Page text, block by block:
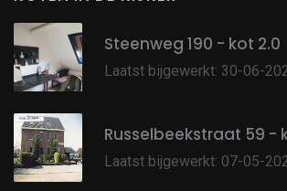
Steenweg 190 - kot 2.0
Laatst bijgewerkt: 30-06-
Russelbeekstraat 59 -
Laatst bijgewerkt: 07-05-